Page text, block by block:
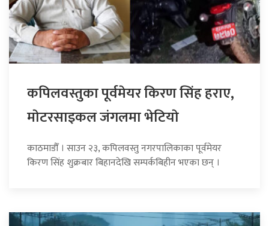
कपिलवस्तुका पूर्वमेयर किरण सिंह हराए,
माेटरसाइकल जंगलमा भेटियाे
काठमाडौँ । साउन २३, कपिलवस्तु नगरपालिकाका पूर्वमेयर
किरण सिंह शुक्रबार बिहानदेखि सम्पर्कबिहीन भएका छन् ।